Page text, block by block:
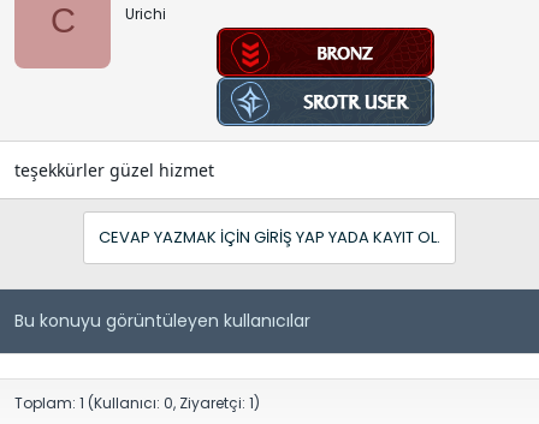
C Urichi
teşekkürler güzel hizmet
CEVAP YAZMAK IÇIN GIRIŞ YAP YADA KAYIT OL.
Bu konuyu görüntüleyen kullanıcılar
Toplam: 1 (Kullanıcı: 0, Ziyaretçi: 1)